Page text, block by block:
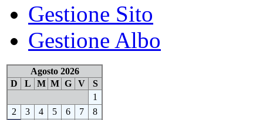
Gestione Sito
Gestione Albo
Agosto 2026
D
L M M G V
S
1
2
3 4 5 6 7
8